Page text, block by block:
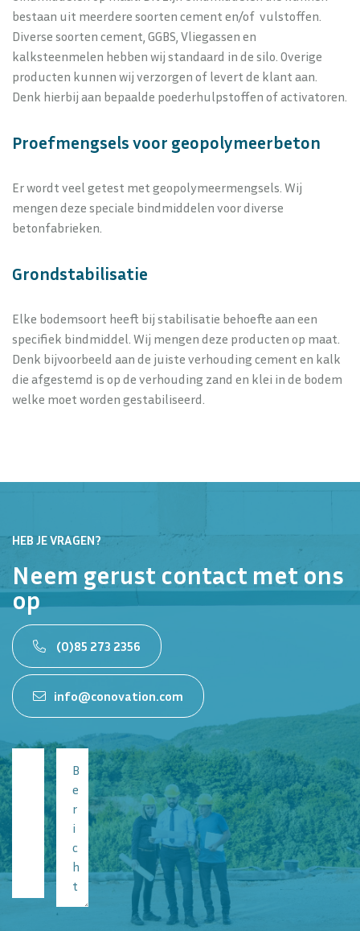
bestaan uit meerdere soorten cement en/of vulstoffen.
Diverse soorten cement, GGBS, Vliegassen en
kalksteenmelen hebben wij standaard in de silo. Overige
producten kunnen wij verzorgen of levert de klant aan.
Denk hierbij aan bepaalde poederhulpstoffen of activatoren.
Proefmengsels voor geopolymeerbeton
Er wordt veel getest met geopolymeermengsels. Wij
mengen deze speciale bindmiddelen voor diverse
betonfabrieken.
Grondstabilisatie
Elke bodemsoort heeft bij stabilisatie behoefte aan een
specifiek bindmiddel. Wij mengen deze producten op maat.
Denk bijvoorbeeld aan de juiste verhouding cement en kalk
die afgestemd is op de verhouding zand en klei in de bodem
welke moet worden gestabiliseerd.
HEB JE VRAGEN?
Neem gerust contact met ons
op
(0)85 273 2356
info@conovation.com
*
E-
mailadres
*
Telefoonnummer *
Bericht*